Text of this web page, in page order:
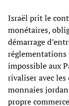
Israël prit le
monétaires,
démarrage
impossible aux
rivaliser avec
monnaies
propre